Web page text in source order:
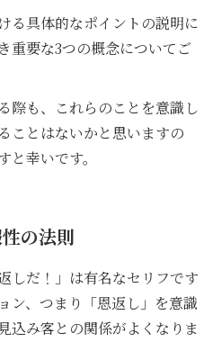
る具体的なポイントの説明に
重要な3つの概念についてご
際も、これらのことを意識し
ことはないかと思いますの
幸いです。
の法則
しだ！」は有名なセリフです
ン、つまり「恩返し」を意識
込み客との関係がよくなりま